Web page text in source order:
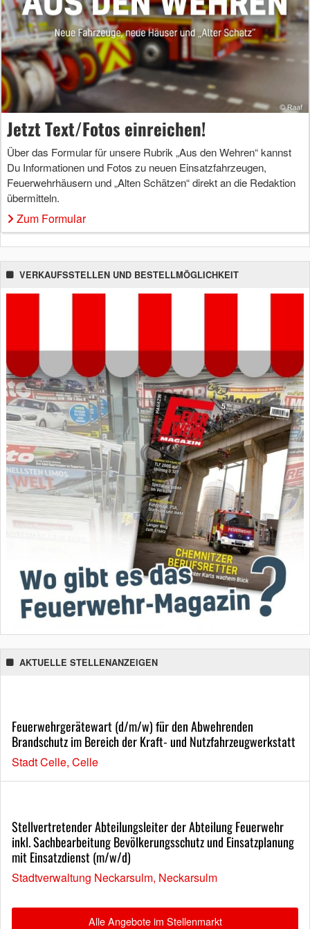
Jetzt Text/Fotos einreichen!
Über das Formular für unsere Rubrik „Aus den Wehren“ kannst
Du Informationen und Fotos zu neuen Einsatzfahrzeugen,
Feuerwehrhäusern und „Alten Schätzen“ direkt an die Redaktion
übermitteln.
Zum Formular
VERKAUFSSTELLEN UND BESTELLMÖGLICHKEIT
AKTUELLE STELLENANZEIGEN
Feuerwehrgerätewart (d/m/w) für den Abwehrenden
Brandschutz im Bereich der Kraft- und Nutzfahrzeugwerkstatt
Stadt Celle, Celle
Stellvertretender Abteilungsleiter der Abteilung Feuerwehr
inkl. Sachbearbeitung Bevölkerungsschutz und Einsatzplanung
mit Einsatzdienst (m/w/d)
Stadtverwaltung Neckarsulm, Neckarsulm
Alle Angebote im Stellenmarkt